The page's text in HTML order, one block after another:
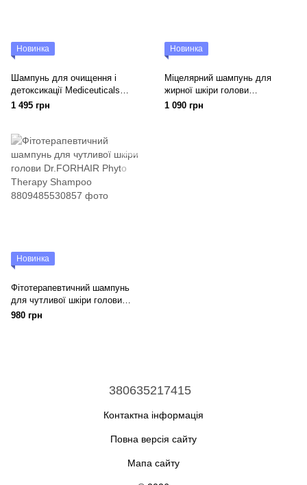
Новинка
Шампунь для очищення і
детоксикації Mediceuticals
Vivid™
1 495 грн
Новинка
Міцелярний шампунь для
жирної шкіри голови
Dr.FORHAIR Phyto Fresh
1 090 грн
Новинка
Фітотерапевтичний шампунь
для чутливої шкіри голови
Dr.FORHAIR Phyto Therapy
980 грн
380635217415
Контактна інформація
Повна версія сайту
Мапа сайту